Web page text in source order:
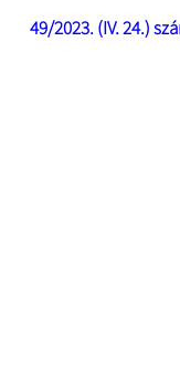
49/2023. (IV. 24.)